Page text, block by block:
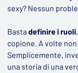
sexy? Nessun
Basta definire i ruoli
copione. A volte
Semplicemente,
una storia di una